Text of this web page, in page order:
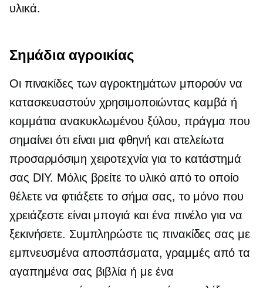
υλικά.
Σημάδια αγροικίας
Οι πινακίδες των αγροκτημάτων μπορούν να
κατασκευαστούν χρησιμοποιώντας καμβά ή
κομμάτια ανακυκλωμένου ξύλου, πράγμα που
σημαίνει ότι είναι μια φθηνή και ατελείωτα
προσαρμόσιμη χειροτεχνία για το κατάστημά
σας DIY. Μόλις βρείτε το υλικό από το οποίο
θέλετε να φτιάξετε το σήμα σας, το μόνο που
χρειάζεστε είναι μπογιά και ένα πινέλο για να
ξεκινήσετε. Συμπληρώστε τις πινακίδες σας με
εμπνευσμένα αποσπάσματα, γραμμές από τα
αγαπημένα σας βιβλία ή με ένα